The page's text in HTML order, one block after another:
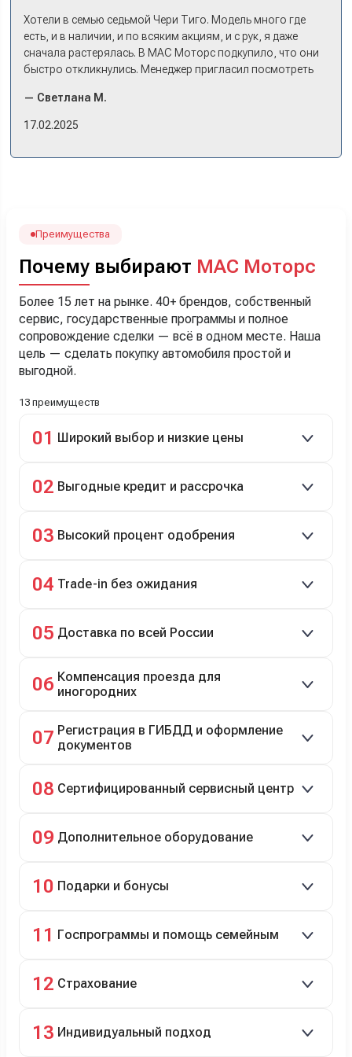
Хотели в семью седьмой Чери Тиго. Модель много где
есть, и в наличии, и по всяким акциям, и с рук, я даже
сначала растерялась. В МАС Моторс подкупило, что они
быстро откликнулись. Менеджер пригласил посмотреть
примериться. Нам тут недалеко, пришли в салон - и в тот
же день купили машину! Неожиданно, но довольны! Все
менеджеру Сергею, профессионал своего дела!
— Светлана М.
17.02.2025
Преимущества
Почему выбирают МАС Моторс
Более 15 лет на рынке. 40+ брендов, собственный
сервис, государственные программы и полное
сопровождение сделки — всё в одном месте. Наша
цель — сделать покупку автомобиля простой и
выгодной.
13 преимуществ
01 Широкий выбор и низкие цены
подержанные авто.
02 Выгодные кредит и рассрочка
рассрочка 0% на 2 года при первом взносе 35–50%.
03 Высокий процент одобрения
04 Trade-in без ожидания
05 Доставка по всей России
06 Компенсация проезда для
иногородних
07 Регистрация в ГИБДД и оформление
документов
08 Сертифицированный сервисный центр
технический ремонт.
09 Дополнительное оборудование
10 Подарки и бонусы
программе лояльности.
11 Госпрограммы и помощь семейным
12 Страхование
бонусами для клиентов.
13 Индивидуальный подход